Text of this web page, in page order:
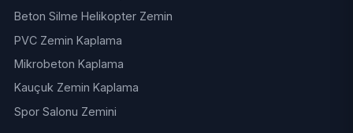
Beton Silme Helikopter Zemin
PVC Zemin Kaplama
Mikrobeton Kaplama
Kauçuk Zemin Kaplama
Spor Salonu Zemini